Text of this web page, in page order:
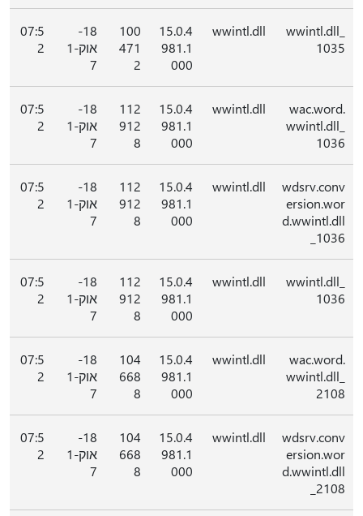
wwintl.dll_
1035
wwintl.dll
15.0.4
981.1
000
100
471
2
18-
אוק-1
7
07:5
2
wac.word.
wwintl.dll_
1036
wwintl.dll
15.0.4
981.1
000
112
912
8
18-
אוק-1
7
07:5
2
wdsrv.conv
ersion.wor
d.wwintl.dll
_1036
wwintl.dll
15.0.4
981.1
000
112
912
8
18-
אוק-1
7
07:5
2
wwintl.dll_
1036
wwintl.dll
15.0.4
981.1
000
112
912
8
18-
אוק-1
7
07:5
2
wac.word.
wwintl.dll_
2108
wwintl.dll
15.0.4
981.1
000
104
668
8
18-
אוק-1
7
07:5
2
wdsrv.conv
ersion.wor
d.wwintl.dll
_2108
wwintl.dll
15.0.4
981.1
000
104
668
8
18-
אוק-1
7
07:5
2